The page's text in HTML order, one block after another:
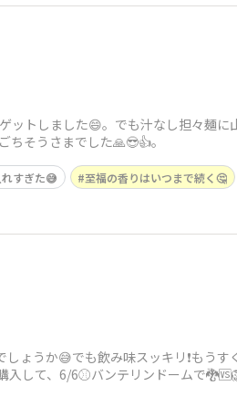
ットしました😄。でも汁なし担々麺に
そうさまでした🙏😎👍。
すぎた😅 至福の香りはいつまで続く🤔
ょうか😅でも飲み味スッキリ❗️もうす
して、6/6⚾️バンテリンドームで